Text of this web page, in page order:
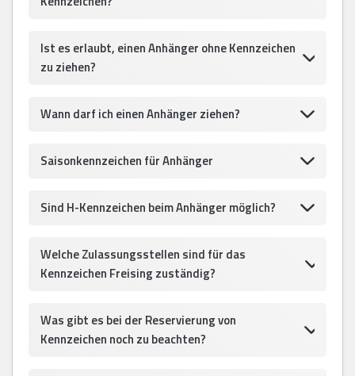
Ist es erlaubt, einen Anhänger ohne Kennzeichen
zu ziehen?
Wann darf ich einen Anhänger ziehen?
Saisonkennzeichen für Anhänger
Sind H-Kennzeichen beim Anhänger möglich?
Welche Zulassungsstellen sind für das
Kennzeichen Freising zuständig?
Was gibt es bei der Reservierung von
Kennzeichen noch zu beachten?